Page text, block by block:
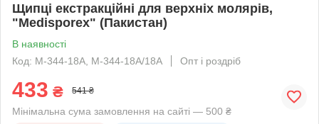
Щипці екстракційні для верхніх молярів,
"Medisporex" (Пакистан)
В наявності
Код: M-344-18A, M-344-18A/18A
Опт і роздріб
433 ₴ 541 ₴
Мінімальна сума замовлення на сайті — 500 ₴